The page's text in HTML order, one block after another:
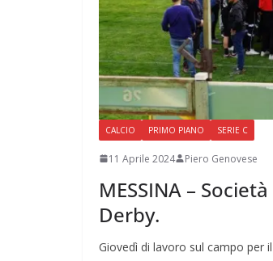
CALCIO PRIMO PIANO SERIE C
11 Aprile 2024 Piero Genovese
MESSINA –
Derby.
Giovedì di lavoro sul campo per